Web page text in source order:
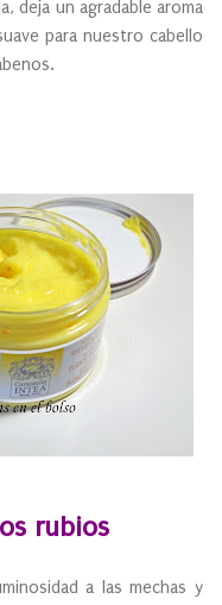
deja un agradable aroma
para nuestro cabello
rubios
a las mechas y